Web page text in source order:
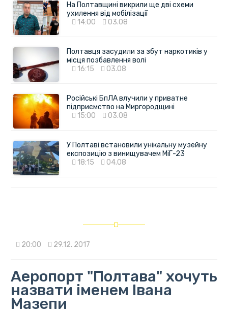
На Полтавщині викрили ще дві схеми
ухилення від мобілізації
14:00
03.08
Полтавця засудили за збут наркотиків у
місця позбавлення волі
16:15
03.08
Російські БпЛА влучили у приватне
підприємство на Миргородщині
15:00
03.08
У Полтаві встановили унікальну музейну
експозицію з винищувачем МіГ-23
18:15
04.08
20:00 29.12. 2017
Аеропорт "Полтава" хочуть
назвати іменем Івана
Мазепи